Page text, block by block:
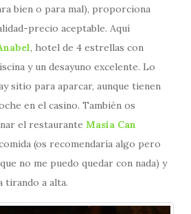
bien o para mal), proporciona
precio aceptable. Aquí
, hotel de 4 estrellas con
y un desayuno excelente. Lo
sitio para aparcar, aunque tienen
en el casino. También os
el restaurante Masia Can
(os recomendaría algo pero
no me puedo quedar con nada) y
tirando a alta.